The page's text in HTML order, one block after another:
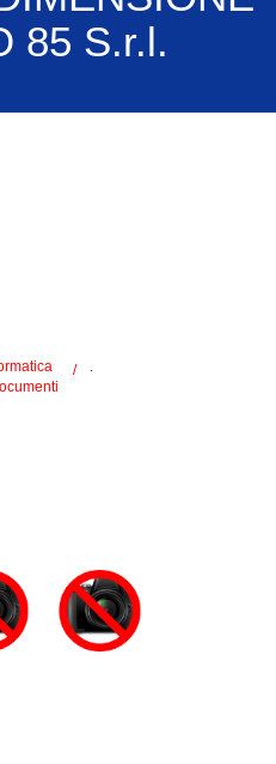
85 S.r.l.
.